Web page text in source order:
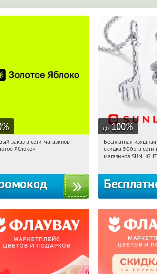
%
Получи первым!
заказ в сети магазинов
Яблоко»
до 100%
09:50:40
Россия
Бесплатная
скидка 500р. в
магазинов SUNLIGHT